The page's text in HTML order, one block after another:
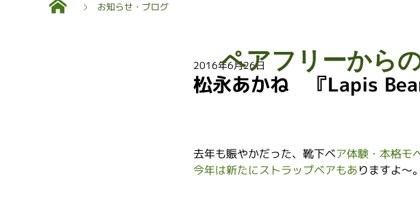
お知らせ・ブログ
松永あかね 『Lapis
2016年6月26日
去年も賑やかだった、靴下ベア体験・本格モ
今年は新たにストラップベアもありますよ～。
ペアフリーから